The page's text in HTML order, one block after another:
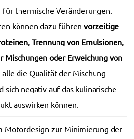
für thermische Veränderungen.
können dazu führen vorzeitige
Trennung von Emulsionen,
Mischungen oder Erweichung von
alle die Qualität der Mischung
sich negativ auf das kulinarische
auswirken können.
Motordesign zur Minimierung der